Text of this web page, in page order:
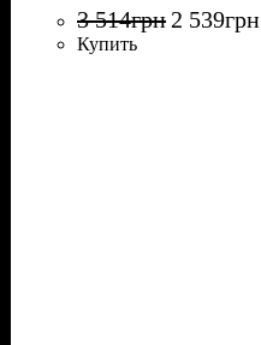
3 514грн 2 539грн
Купить